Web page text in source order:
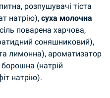
розпушувачі тіста
натрію), суха молочна
поварена харчова,
соняшниковий),
лимонна), ароматизатор
борошна (натрій
натрію).